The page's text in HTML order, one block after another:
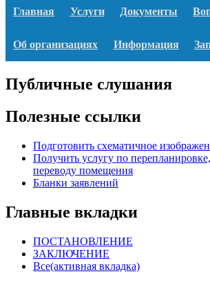
Главная Услуги Документы
Об организациях Информация
Публичные слушания
Полезные ссылки
Подготовить схематичное
Получить услугу по
переводу помещения
Бланки заявлений
Главные вкладки
ПОСТАНОВЛЕНИЕ
ЗАКЛЮЧЕНИЕ
Все(активная вкладка)